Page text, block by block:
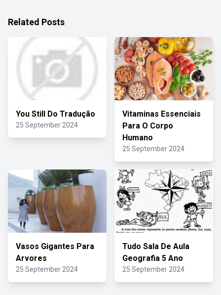
Related Posts
You Still Do Tradução
25 September 2024
Vitaminas Essenciais
Para O Corpo
Humano
25 September 2024
Vasos Gigantes Para
Arvores
25 September 2024
Tudo Sala De Aula
Geografia 5 Ano
25 September 2024